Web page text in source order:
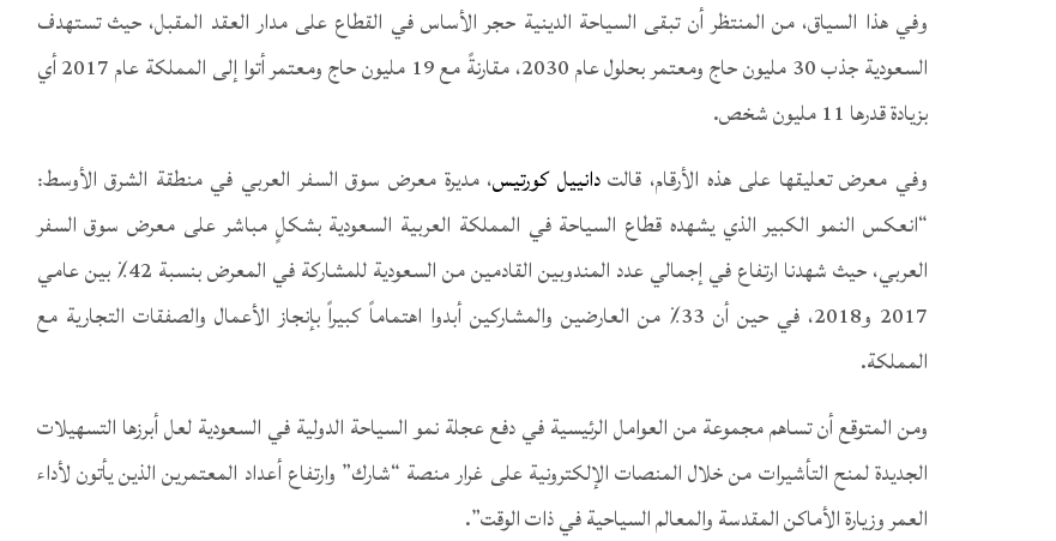
وفي هذا السياق، من المنتظر أن تبقى السياحة الدينية حجر الأساس في القطاع على مدار العقد المقبل، حيث تستهدف
السعودية جذب 30 مليون حاج ومعتمر بحلول عام 2030، مقارنةً مع 19 مليون حاج ومعتمر أتوا إلى المملكة عام 2017 أي
بزيادة قدرها 11 مليون شخص.
وفي معرض تعليقها على هذه الأرقام، قالتدانييل كورتيس، مديرة معرض سوق السفر العربي في منطقة الشرق الأوسط:
“انعكس النمو الكبير الذي يشهده قطاع السياحة في المملكة العربية السعودية بشكلٍ مباشر على معرض سوق السفر
العربي، حيث شهدنا ارتفاع في إجمالي عدد المندوبين القادمين من السعودية للمشاركة في المعرض بنسبة 42٪ بين عامي
2017 و2018، في حين أن 33٪ من العارضين والمشاركين أبدوا اهتماماً كبيراً بإنجاز الأعمال والصفقات التجارية مع
المملكة.
ومن المتوقع أن تساهم مجموعة من العوامل الرئيسية في دفع عجلة نمو السياحة الدولية في السعودية لعل أبرزها التسهيلات
الجديدة لمنح التأشيرات من خلال المنصات الإلكترونية على غرار منصة “شارك” وارتفاع أعداد المعتمرين الذين يأتون لأداء
العمر وزيارة الأماكن المقدسة والمعالم السياحية في ذات الوقت”.